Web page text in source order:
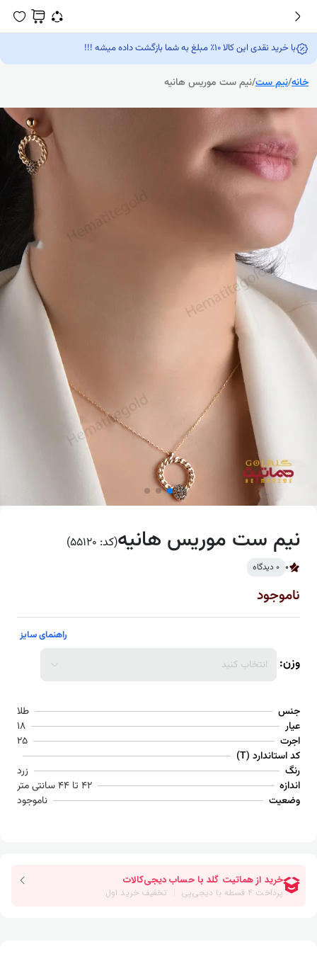
با خرید نقدی این کالا 10٪ مبلغ به شما بازگشت داده میشه !!!
خانه/نیم ست/نیم ست موریس هانیه
نیم ست موریس هانیه(کد: 55120)
0 0 دیدگاه
ناموجود
راهنمای سایز
وزن: انتخاب کنید
جنس
طلا
عیار
18
اجرت
25
کد استاندارد (T)
رنگ
زرد
اندازه
42 تا 44 سانتی متر
وضعیت
ناموجود